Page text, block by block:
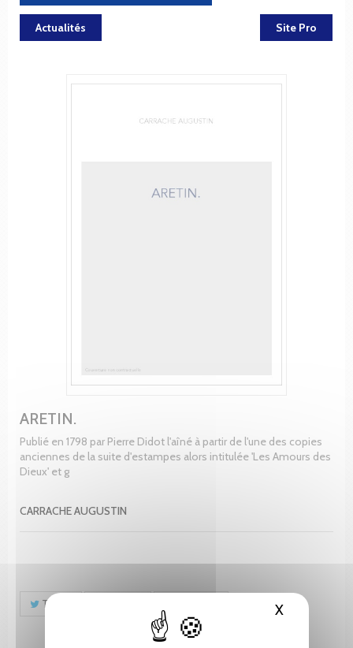
XMasquer
Actualités Site Pro
ARETIN.
Publié en 1798 par Pierre Didot l'aîné à partir de l'une des copies
anciennes de la suite d'estampes alors intitulée 'Les Amours des
Dieux' et g
CARRACHE AUGUSTIN
Tweet